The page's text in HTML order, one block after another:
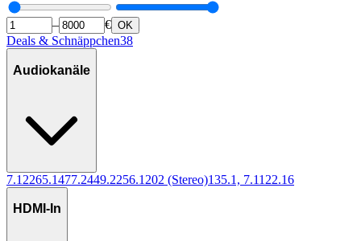
– € OK
Deals & Schnäppchen38
Audiokanäle
7.1 2265.1477.2449.2256.1 202 (Stereo)135.1, 7.1122.16
HDMI-In